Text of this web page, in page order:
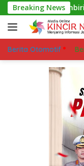
Skip
to
content
Breaking News
Putra Sembiring
Berita Otomotif